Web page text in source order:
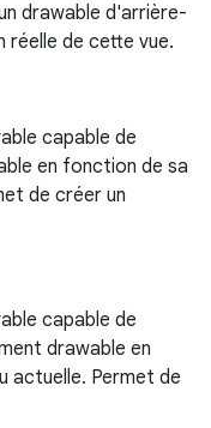
drawable d'arrière-
réelle de cette vue.
capable de
en fonction de sa
de créer un
capable de
drawable en
actuelle. Permet de